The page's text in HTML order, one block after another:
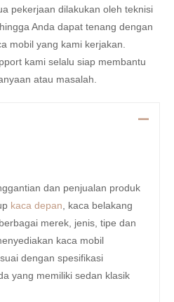
pekerjaan dilakukan oleh teknisi
Anda dapat tenang dengan
mobil yang kami kerjakan.
kami selalu siap membantu
atau masalah.
dan penjualan produk
kaca depan , kaca belakang
merek, jenis, tipe dan
kaca mobil
dengan spesifikasi
yang memiliki sedan klasik